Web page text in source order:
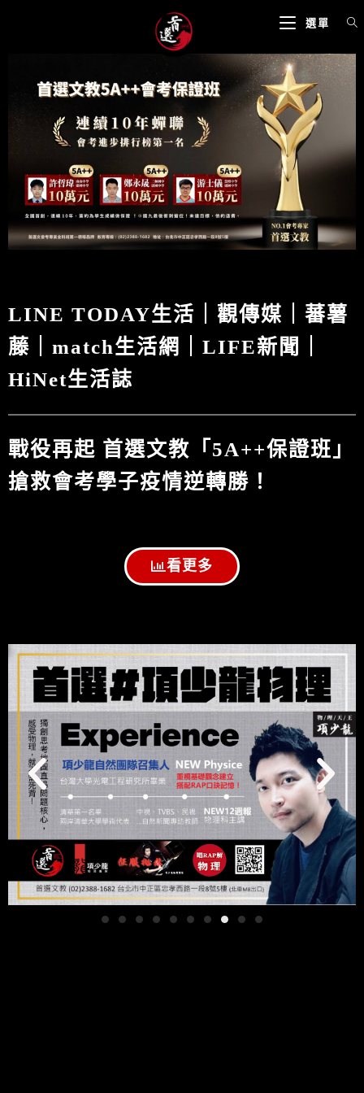
選單
LINE TODAY生活｜觀傳媒｜蕃薯
藤｜match生活網｜LIFE新聞｜
HiNet生活誌
戰役再起 首選文教「5A++保證班」
搶救會考學子疫情逆轉勝！
看更多